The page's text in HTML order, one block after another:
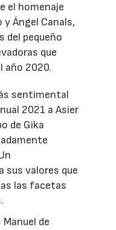
el homenaje
y Ángel Canals,
del pequeño
que
año 2020.
sentimental
2021 a Asier
de Gika
sus valores que
las facetas
Manuel de